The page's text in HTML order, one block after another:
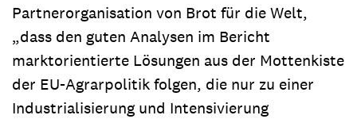
Partnerorganisation von Brot für die Welt,
„dass den guten Analysen im Bericht
marktorientierte Lösungen aus der Mottenkiste
der EU-Agrarpolitik folgen, die nur zu einer
Industrialisierung und Intensivierung